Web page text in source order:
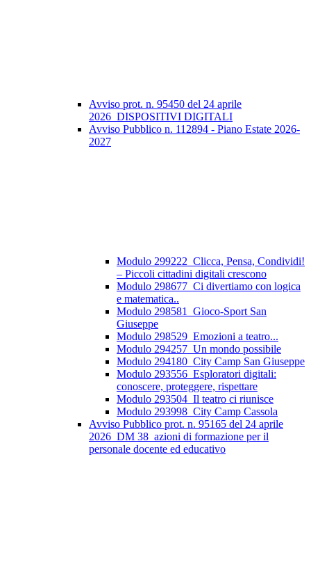
Avviso prot. n. 95450 del 24 aprile
2026_DISPOSITIVI DIGITALI
Avviso Pubblico n. 112894 - Piano Estate 2026-
2027
Modulo 299222_Clicca, Pensa, Condividi!
– Piccoli cittadini digitali crescono
Modulo 298677_Ci divertiamo con logica
e matematica..
Modulo 298581_Gioco-Sport San
Giuseppe
Modulo 298529_Emozioni a teatro...
Modulo 294257_Un mondo possibile
Modulo 294180_City Camp San Giuseppe
Modulo 293556_Esploratori digitali:
conoscere, proteggere, rispettare
Modulo 293504_Il teatro ci riunisce
Modulo 293998_City Camp Cassola
Avviso Pubblico prot. n. 95165 del 24 aprile
2026_DM 38_azioni di formazione per il
personale docente ed educativo